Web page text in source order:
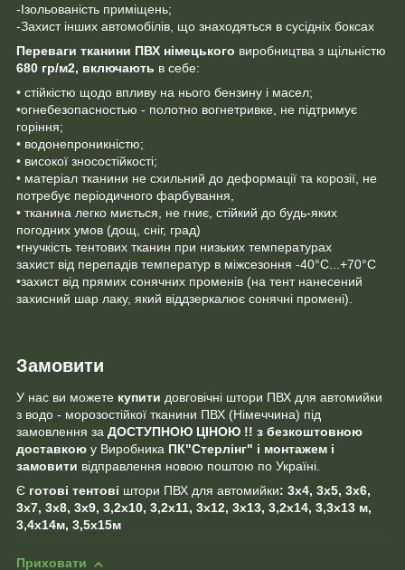
-Ізольованість приміщень;
-Захист інших автомобілів, що знаходяться в сусідніх боксах
Переваги тканини ПВХ німецького виробництва з щільністю
680 гр/м2, включають в себе:
• стійкістю щодо впливу на нього бензину і масел;
•огнебезопасностью - полотно вогнетривке, не підтримує
горіння;
• водонепроникністю;
• високої зносостійкості;
• матеріал тканини не схильний до деформації та корозії, не
потребує періодичного фарбування,
• тканина легко миється, не гниє, стійкий до будь-яких
погодних умов (дощ, сніг, град)
•гнучкість тентових тканин при низьких температурах
захист від перепадів температур в міжсезоння -40°C...+70°C
•захист від прямих сонячних променів (на тент нанесений
захисний шар лаку, який віддзеркалює сонячні промені).
Замовити
У нас ви можете купити довговічні штори ПВХ для автомийки
з водо - морозостійкої тканини ПВХ (Німеччина) під
замовлення за ДОСТУПНОЮ ЦІНОЮ !! з безкоштовною
доставкою у Виробника ПК"Стерлінг" і монтажем і
замовити відправлення новою поштою по Україні.
Є готові тентові штори ПВХ для автомийки: 3х4, 3х5, 3х6,
3х7, 3х8, 3х9, 3,2х10, 3,2х11, 3х12, 3х13, 3,2х14, 3,3х13 м,
3,4х14м, 3,5х15м
Приховати